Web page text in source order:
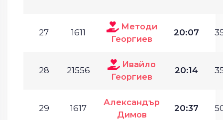
27 1611
Методи
Георгиев
20:07
28 21556
Ивайло
Георгиев
20:14
29 1617
Александър
Димов
20:37